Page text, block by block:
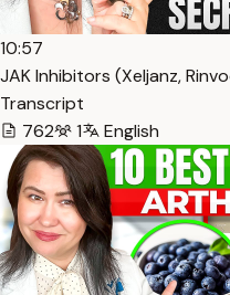
10:57
JAK Inhibitors (Xeljanz,
Transcript
762
1 English